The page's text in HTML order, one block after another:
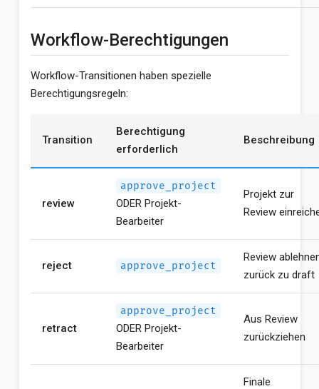
Workflow-Berechtigungen
Workflow-Transitionen haben spezielle
Berechtigungsregeln:
Transition
Berechtigung
erforderlich
Beschreibung
review
approve_project
ODER Projekt-
Bearbeiter
Projekt zur
Review
reject approve_project
Review
zurück zu draft
retract
approve_project
ODER Projekt-
Bearbeiter
Aus Review
zurückziehen
Finale